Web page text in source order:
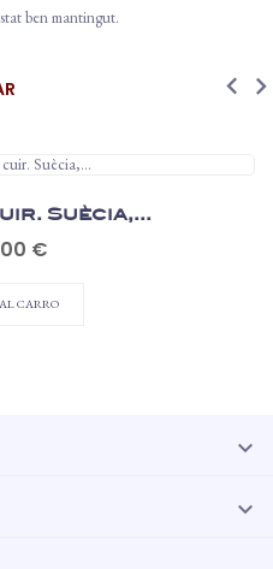
ben mantingut.
Suècia,...
€
CARRO

